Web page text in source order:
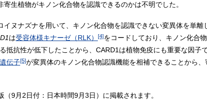
生植物がキノン化合物を認識できるのかは不明でした。
ヌナズナを用いて、キノン化合物を認識できない変異体を単離
は受容体様キナーゼ（RLK） [4]をコードしており、キノン化合
抵抗性が低下したことから、CARD1は植物免疫にも重要な因子
伝子[5]が変異体のキノン化合物認識機能を相補できることから
（9月2日付：日本時間9月3日）に掲載されます。